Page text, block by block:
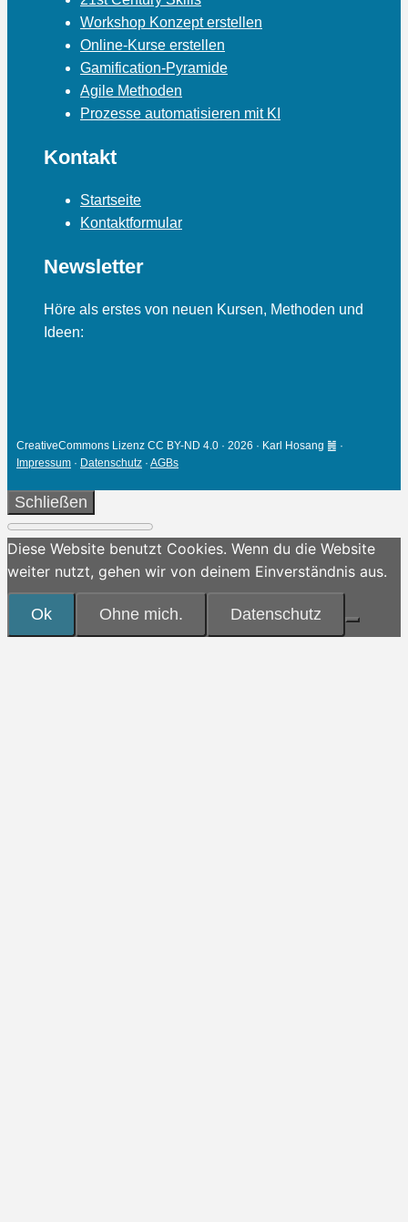
Workshop Konzept erstellen
Online-Kurse erstellen
Gamification-Pyramide
Agile Methoden
Prozesse automatisieren mit KI
Kontakt
Startseite
Kontaktformular
Newsletter
Höre als erstes von neuen Kursen, Methoden und
Ideen:
CreativeCommons Lizenz CC BY-ND 4.0 · 2026 · Karl Hosang ䷰ ·
Impressum · Datenschutz · AGBs
Schließen
Diese Website benutzt Cookies. Wenn du die Website
weiter nutzt, gehen wir von deinem Einverständnis aus.
Ok Ohne mich. Datenschutz